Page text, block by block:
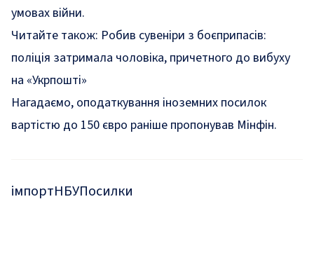
умовах війни.
Читайте також: Робив сувеніри з боєприпасів:
поліція затримала чоловіка, причетного до вибуху
на «Укрпошті»
Нагадаємо, оподаткування іноземних посилок
вартістю до 150 євро раніше пропонував Мінфін.
імпортНБУПосилки